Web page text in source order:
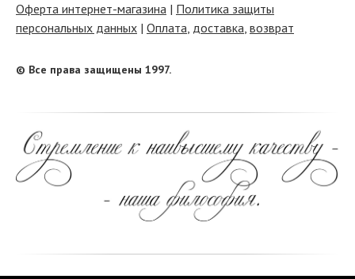
Оферта интернет-магазина | Политика защиты
персональных данных | Оплата, доставка, возврат
© Все права защищены 1997.